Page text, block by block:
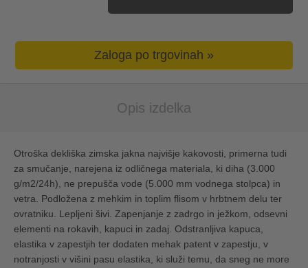
Zaloga po trgovinah »
Opis izdelka
Otroška dekliška zimska jakna najvišje kakovosti, primerna tudi
za smučanje, narejena iz odličnega materiala, ki diha (3.000
g/m2/24h), ne prepušča vode (5.000 mm vodnega stolpca) in
vetra. Podložena z mehkim in toplim flisom v hrbtnem delu ter
ovratniku. Lepljeni šivi. Zapenjanje z zadrgo in ježkom, odsevni
elementi na rokavih, kapuci in zadaj. Odstranljiva kapuca,
elastika v zapestjih ter dodaten mehak patent v zapestju, v
notranjosti v višini pasu elastika, ki služi temu, da sneg ne more